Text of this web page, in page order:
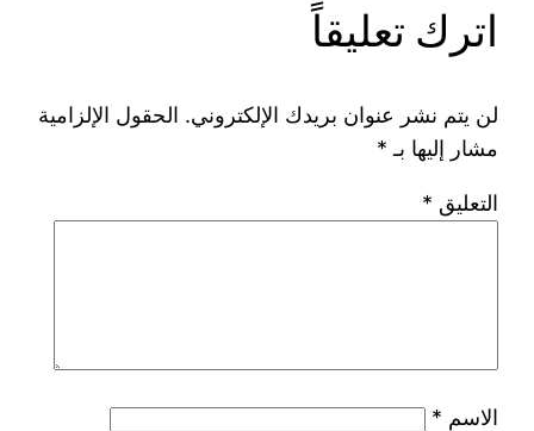
اترك تعليقاً
لن يتم نشر عنوان بريدك الإلكتروني. الحقول الإلزامية
مشار إليها بـ *
التعليق *
الاسم *